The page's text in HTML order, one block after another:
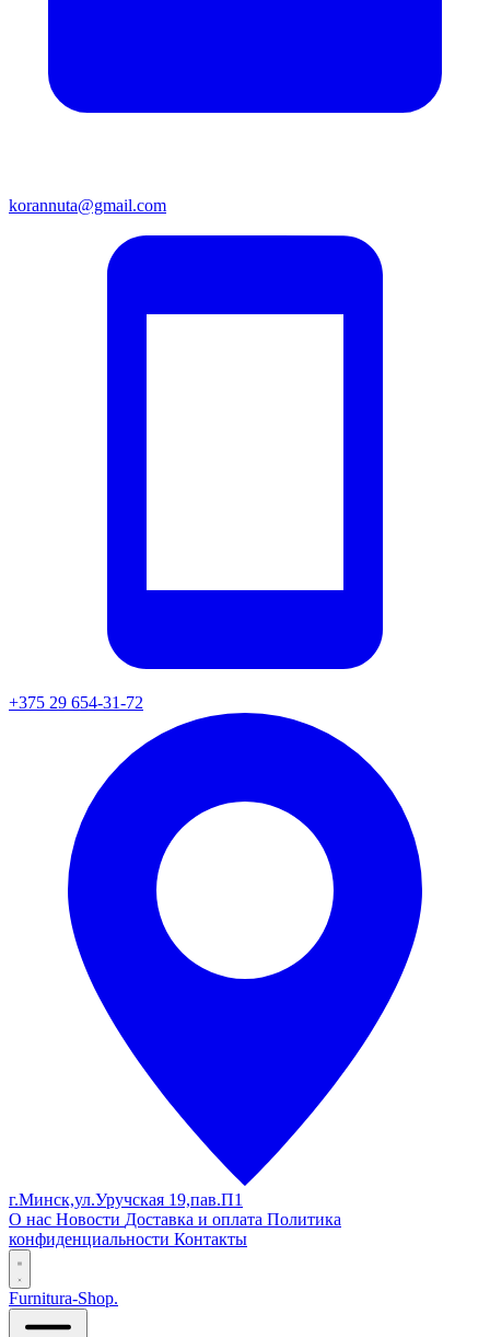
korannuta@gmail.com
+375 29 654-31-72
г.Минск,ул.Уручская 19,пав.П1
О нас Новости Доставка и оплата Политика
конфиденциальности Контакты
Furnitura-Shop.